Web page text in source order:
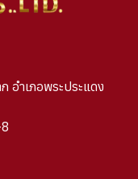
ำเภอพระประแดง